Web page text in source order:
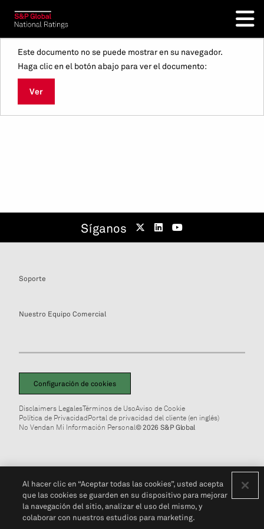
Este documento no se puede mostrar en su navegador.
Haga clic en el botón abajo para ver el documento:
Ver
Síganos
Soporte
Nuestro Equipo Comercial
Configuración de cookies
Disclaimers LegalesTérminos de UsoAviso de Cookie
Política de PrivacidadPortal de privacidad del cliente (en inglés)
No Vendan Mi Información Personal© 2026 S&P Global
Al hacer clic en “Aceptar todas las cookies”, usted acepta
que las cookies se guarden en su dispositivo para mejorar
la navegación del sitio, analizar el uso del mismo, y
colaborar con nuestros estudios para marketing.